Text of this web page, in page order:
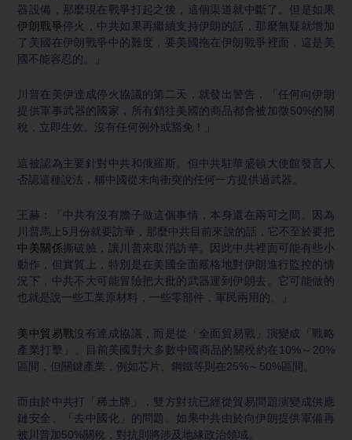
器設備，那麼現在戰爭打起之後，這個渠道就中斷了。但是如果
伊朗戰爭停火，中共如果再繼續支持伊朗的話，那麼無疑就增加
了美國在伊朗戰爭中的難度，要美國拖在伊朗戰爭裡面，這是美
國不能容忍的。」
川普在美伊達成停火協議的第二天，就發出警告，「任何向伊朗
提供軍事武器的國家，所有銷往美國的商品都會被加徵50%的關
稅，立即生效。沒有任何例外或豁免！」
這被認為主要針對中共和俄羅斯。但中共駐華盛頓大使館發言人
否認這種說法，稱中國從未向衝突的任何一方提供過武器。
王赫：「中共有沒有膽子做這個事情，本身還在兩可之間。因為
川普馬上5月份就要訪華，那麼中共目前來說的話，它不至於要把
中美關係撕破臉，讓川普來取消訪華。因此中共裡面可能有些小
動作，但實質上，特別是在美國全面嚴格地對伊朗進行監控的情
況下，中共不大可能冒險把大批的武器運到伊朗去。它可能做的
也就是說一些工業原材料，一些零部件，軍民兩用的。」
美中貿易戰沒有達成協議，而是從「全面貿易戰」演變成「戰略
產業打擊」。目前美國對大多數中國商品的關稅約在10%～20%
區間，但關鍵產業，例如芯片、鋼鐵等則在25%～50%區間。
而由於中共打「稀土牌」，雙方對抗已經從貿易問題演變成供應
鏈安全、「去中國化」的問題。如果中共由於向伊朗提供軍備再
被川普加50%關稅，對抗則將涉及地緣政治領域。